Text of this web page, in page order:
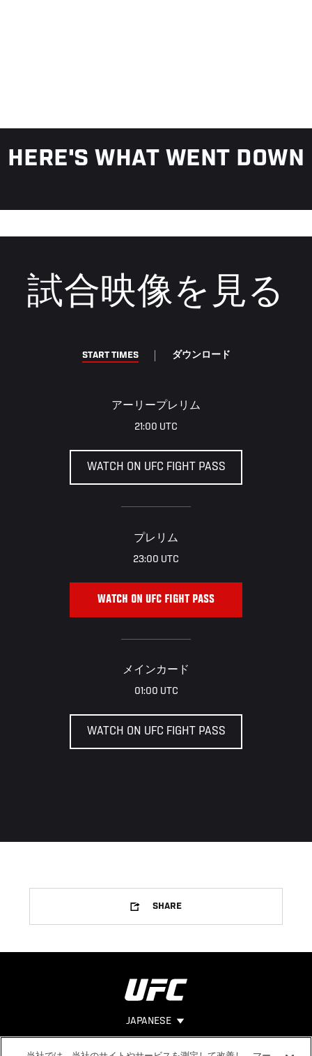
HERE'S WHAT WENT DOWN
試合映像を見る
START TIMES ダウンロード
アーリープレリム
21:00 UTC
WATCH ON UFC FIGHT PASS
プレリム
23:00 UTC
WATCH ON UFC FIGHT PASS
メインカード
01:00 UTC
WATCH ON UFC FIGHT PASS
SHARE
JAPANESE